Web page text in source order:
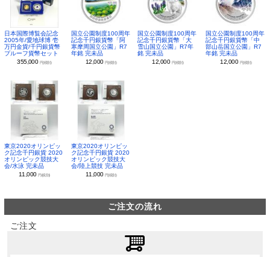
日本国際博覧会記念
2005年/愛地球博 壱
万円金貨/千円銀貨幣
プルーフ貨幣セット
355,000 円(税別)
国立公園制度100周年
記念千円銀貨幣「阿
寒摩周国立公園」R7
年銘 完未品
12,000 円(税別)
国立公園制度100周年
記念千円銀貨幣「大
雪山国立公園」R7年
銘 完未品
12,000 円(税別)
国立公園制度100周年
記念千円銀貨幣「中
部山岳国立公園」R7
年銘 完未品
12,000 円(税別)
東京2020オリンピッ
ク記念千円銀貨 2020
オリンピック競技大
会/水泳 完未品
11,000円(税別)
東京2020オリンピッ
ク記念千円銀貨 2020
オリンピック競技大
会/陸上競技 完未品
11,000 円(税別)
ご注文の流れ
ご注文